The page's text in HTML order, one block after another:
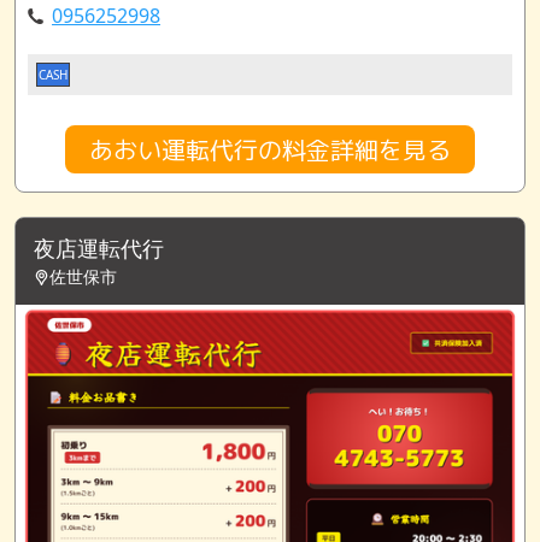
0956252998
CASH
あおい運転代行の料金詳細を見る
夜店運転代行
佐世保市